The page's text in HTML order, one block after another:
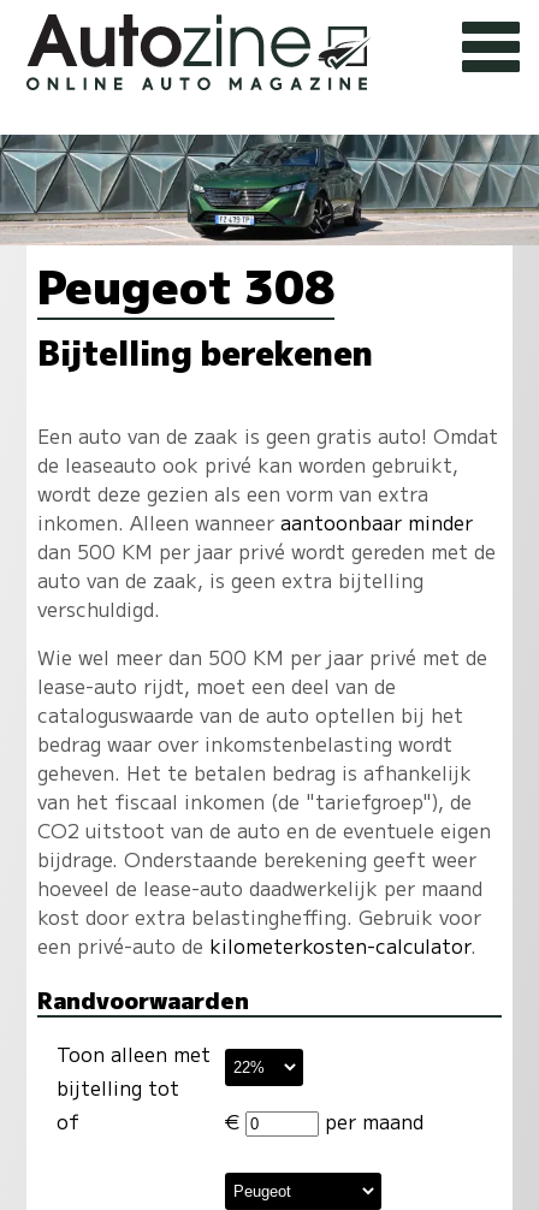
Peugeot 308
Bijtelling berekenen
Een auto van de zaak is geen gratis auto! Omdat
de leaseauto ook privé kan worden gebruikt,
wordt deze gezien als een vorm van extra
inkomen. Alleen wanneer aantoonbaar minder
dan 500 KM per jaar privé wordt gereden met de
auto van de zaak, is geen extra bijtelling
verschuldigd.
Wie wel meer dan 500 KM per jaar privé met de
lease-auto rijdt, moet een deel van de
cataloguswaarde van de auto optellen bij het
bedrag waar over inkomstenbelasting wordt
geheven. Het te betalen bedrag is afhankelijk
van het fiscaal inkomen (de "tariefgroep"), de
CO2 uitstoot van de auto en de eventuele eigen
bijdrage. Onderstaande berekening geeft weer
hoeveel de lease-auto daadwerkelijk per maand
kost door extra belastingheffing. Gebruik voor
een privé-auto de kilometerkosten-calculator.
Randvoorwaarden
Toon alleen met
bijtelling tot
of
€ per maand